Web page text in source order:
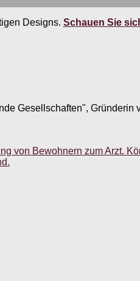
Designs. Schauen Sie
Gesellschaften", Gründerin
von Bewohnern zum Arzt.